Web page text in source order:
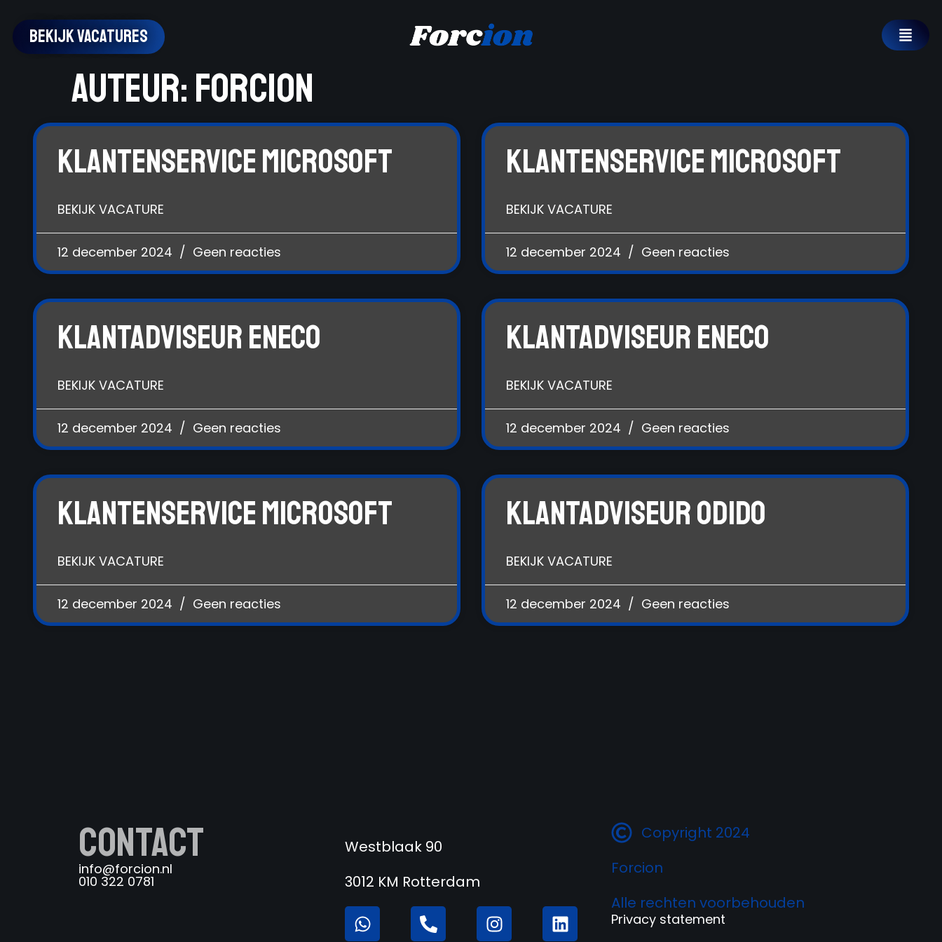
Bekijk Vacatures
Auteur:forcion
Klantenservice Microsoft
BEKIJK VACATURE
12 december 2024 Geen reacties
Klantenservice Microsoft
BEKIJK VACATURE
12 december 2024 Geen reacties
Klantadviseur Eneco
BEKIJK VACATURE
12 december 2024 Geen reacties
Klantadviseur Eneco
BEKIJK VACATURE
12 december 2024 Geen reacties
Klantenservice Microsoft
BEKIJK VACATURE
12 december 2024 Geen reacties
Klantadviseur Odido
BEKIJK VACATURE
12 december 2024 Geen reacties
Contact
info@forcion.nl
010 322 0781
Westblaak 90
3012 KM Rotterdam
Copyright 2024
Forcion
Alle rechten voorbehouden
Privacy statement